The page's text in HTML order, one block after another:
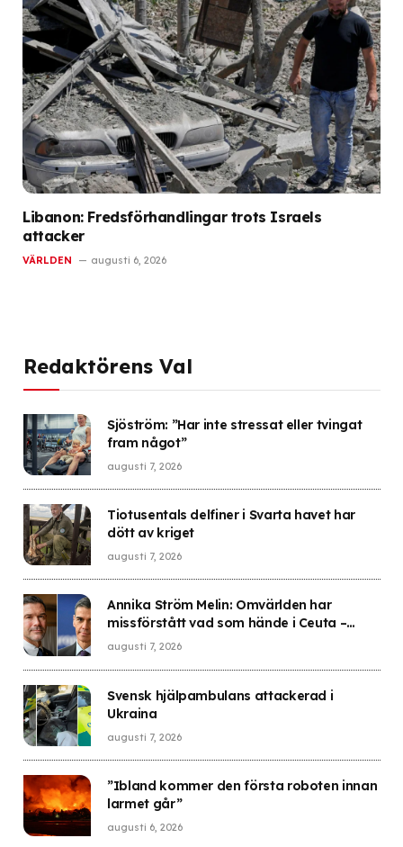
Libanon: Fredsförhandlingar trots Israels
attacker
VÄRLDEN augusti 6, 2026
Redaktörens Val
Sjöström: ”Har inte stressat eller tvingat
fram något”
augusti 7, 2026
Tiotusentals delfiner i Svarta havet har
dött av kriget
augusti 7, 2026
Annika Ström Melin: Omvärlden har
missförstått vad som hände i Ceuta –
Sverige gick i fällan
augusti 7, 2026
Svensk hjälpambulans attackerad i
Ukraina
augusti 7, 2026
”Ibland kommer den första roboten innan
larmet går”
augusti 6, 2026